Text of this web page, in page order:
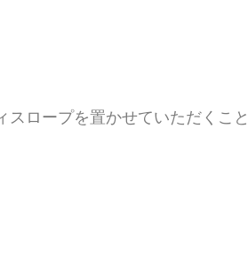
ロープを置かせていただくこと